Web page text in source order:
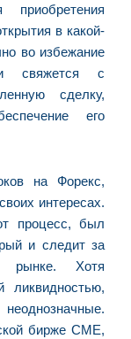
в какой-
во избежание
свяжется с
сделку,
его
на Форекс,
интересах.
процесс, был
и следит за
рынке. Хотя
ликвидностью,
бирже СМЕ,